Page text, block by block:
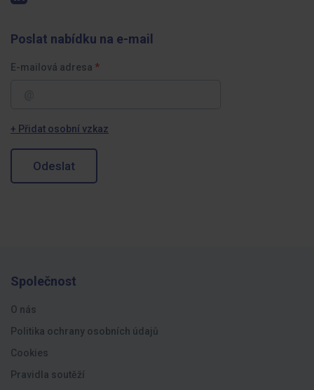
Poslat nabídku na e-mail
E-mailová adresa
+ Přidat osobní vzkaz
Odeslat
Společnost
O nás
Politika ochrany osobních údajů
Cookies
Pravidla soutěží